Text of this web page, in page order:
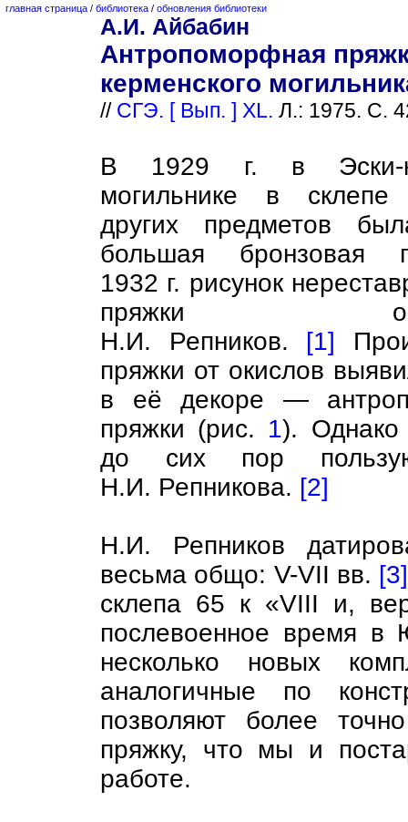
главная страница / библиотека / обновления библиотеки
А.И. Айбабин
Антропоморфная
керменского
// СГЭ. [ Вып. ] XL. Л.: 1975. С.
В 1929 г. в Эски-
могильнике в
других предметов
большая бронзовая
1932 г. рисунок
пряжки
Н.И. Репников. [1]
пряжки от окислов
в её декоре —
пряжки (рис. 1). Однако
до сих пор
Н.И. Репникова. [2]
Н.И. Репников
весьма общо: V-VII вв. [3]
склепа 65 к «VIII и,
послевоенное время в
несколько новых
аналогичные по
позволяют более
пряжку, что мы и
работе.